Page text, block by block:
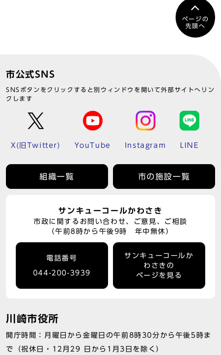
ページの
先頭へ
市公式SNS
SNSボタンをクリックすると別ウィンドウを開いて外部サイトへリン
クします
X(旧Twitter) YouTube Instagram LINE
組織一覧 市の施設一覧
サンキューコールかわさき
市政に関するお問い合わせ、ご意見、ご相談
（午前8時から午後9時 年中無休）
電話番号
044-200-3939
サンキューコールか
わさきの
ページを見る
川崎市役所
開庁時間：月曜日から金曜日の午前8時30分から午後5時ま
で（祝休日・12月29 日から1月3日を除く）